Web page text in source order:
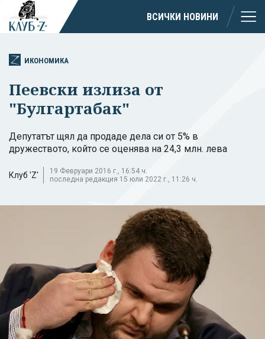
ВСИЧКИ НОВИНИ
ИКОНОМИКА
Пеевски излиза от
"Булгартабак"
Депутатът щял да продаде дела си от 5% в
дружеството, който се оценява на 24,3 млн. лева
Клуб 'Z'
19 Февруари 2016 г., 16:54 ч.
последна редакция 15 юли 2022 г., 11:26 ч.